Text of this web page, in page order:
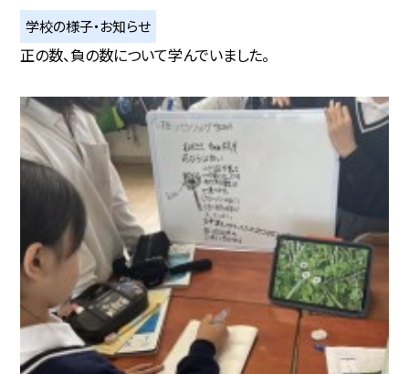
学校の様子・お知らせ
正の数、負の数について学んでいました。